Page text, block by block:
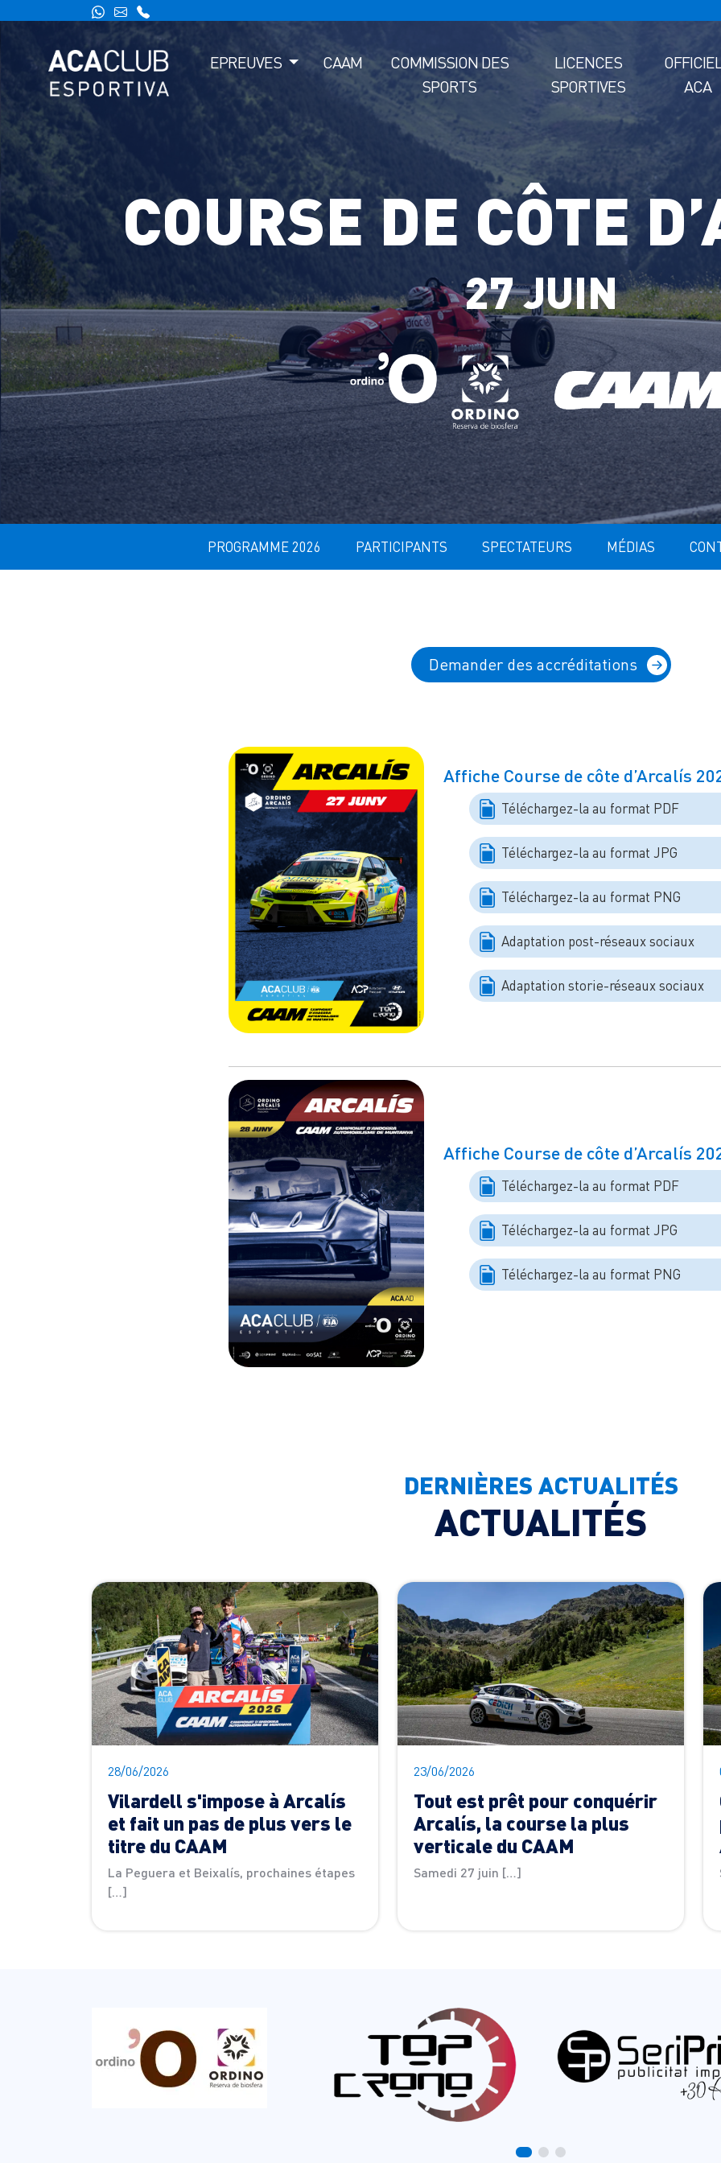
EPREUVES CAAM
COMMISSION DES
SPORTS
LICENCES
SPORTIVES
ACA
COURSE DE CÔTE
27 JUIN
PROGRAMME 2026 PARTICIPANTS SPECTATEURS MÉDIAS
Demander des accréditations
Affiche Course de côte d’Arcalís
Téléchargez-la au format PDF
Téléchargez-la au format JPG
Téléchargez-la au format PNG
Adaptation post-réseaux sociaux
Adaptation storie-réseaux sociaux
Affiche Course de côte d’Arcalís
Téléchargez-la au format PDF
Téléchargez-la au format JPG
Téléchargez-la au format PNG
DERNIÈRES ACTUALITÉS
ACTUALITÉS
28/06/2026
Vilardell s'impose à Arcalís
et fait un pas de plus vers le
titre du CAAM
La Peguera et Beixalís, prochaines étapes
[…]
23/06/2026
Tout est prêt pour conquérir
Arcalís, la course la plus
verticale du CAAM
Samedi 27 juin […]